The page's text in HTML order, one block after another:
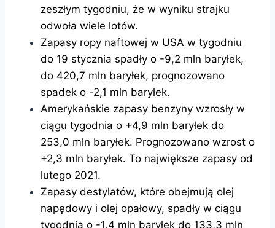
zeszłym tygodniu, że w wyniku strajku
odwoła wiele lotów.
Zapasy ropy naftowej w USA w tygodniu
do 19 stycznia spadły o -9,2 mln baryłek,
do 420,7 mln baryłek, prognozowano
spadek o -2,1 mln baryłek.
Amerykańskie zapasy benzyny wzrosły w
ciągu tygodnia o +4,9 mln baryłek do
253,0 mln baryłek. Prognozowano wzrost o
+2,3 mln baryłek.​ To największe zapasy od
lutego 2021.
Zapasy destylatów, które obejmują olej
napędowy i olej opałowy, spadły w ciągu
tygodnia o -1,4 mln baryłek do 133,3 mln